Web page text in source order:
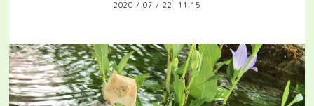
2020 / 07 / 22 11:15